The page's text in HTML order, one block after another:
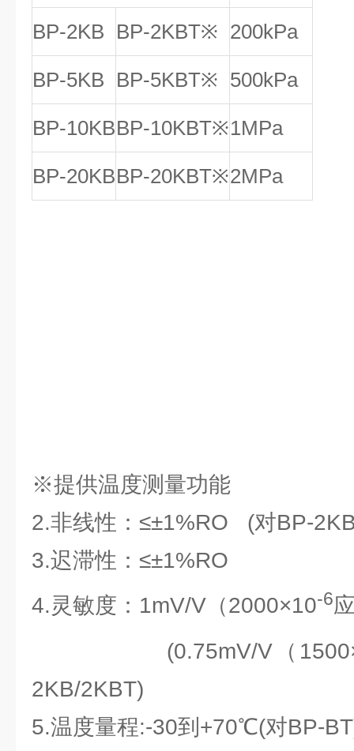
BP-2KB BP-2KBT※ 200kPa
BP-5KB BP-5KBT※ 500kPa
BP-10KBBP-10KBT※1MPa
BP-20KBBP-20KBT※2MPa
※提供温度测量功能
2.非线性：≤±1%RO (对BP-
3.迟滞性：≤±1%RO
4.灵敏度：1mV/V（2000×10-6
(0.75mV/V（
2KB/2KBT)
5.温度量程:-30到+70℃(对BP-